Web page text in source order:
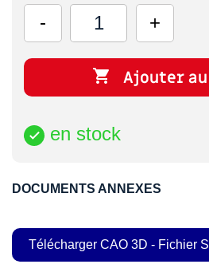
 Ajouter
 en stock
DOCUMENTS ANNEXES
Télécharger CAO 3D - Fichier